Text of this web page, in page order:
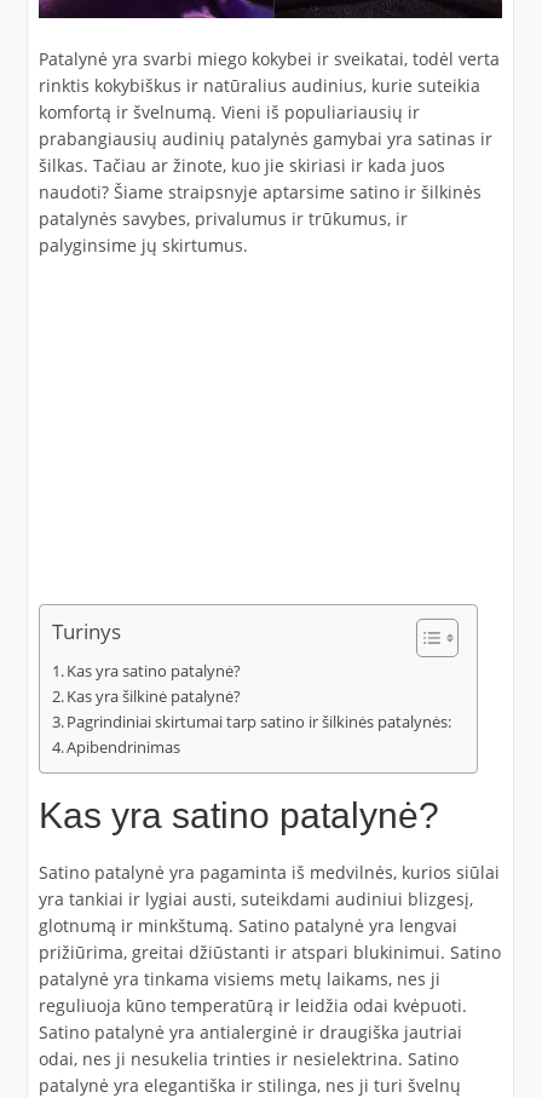
Patalynė yra svarbi miego kokybei ir sveikatai, todėl verta
rinktis kokybiškus ir natūralius audinius, kurie suteikia
komfortą ir švelnumą. Vieni iš populiariausių ir
prabangiausių audinių patalynės gamybai yra satinas ir
šilkas. Tačiau ar žinote, kuo jie skiriasi ir kada juos
naudoti? Šiame straipsnyje aptarsime satino ir šilkinės
patalynės savybes, privalumus ir trūkumus, ir
palyginsime jų skirtumus.
Turinys
Kas yra satino patalynė?
Kas yra šilkinė patalynė?
Pagrindiniai skirtumai tarp satino ir šilkinės patalynės:
Apibendrinimas
Kas yra satino patalynė?
Satino patalynė yra pagaminta iš medvilnės, kurios siūlai
yra tankiai ir lygiai austi, suteikdami audiniui blizgesį,
glotnumą ir minkštumą. Satino patalynė yra lengvai
prižiūrima, greitai džiūstanti ir atspari blukinimui. Satino
patalynė yra tinkama visiems metų laikams, nes ji
reguliuoja kūno temperatūrą ir leidžia odai kvėpuoti.
Satino patalynė yra antialerginė ir draugiška jautriai
odai, nes ji nesukelia trinties ir nesielektrina. Satino
patalynė yra elegantiška ir stilinga, nes ji turi švelnų